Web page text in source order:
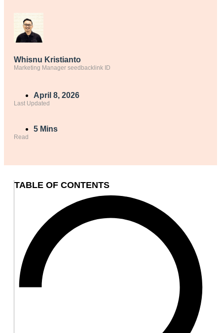
Whisnu Kristianto
Marketing Manager seedbacklink ID
April 8, 2026
Last Updated
5 Mins
Read
TABLE OF CONTENTS